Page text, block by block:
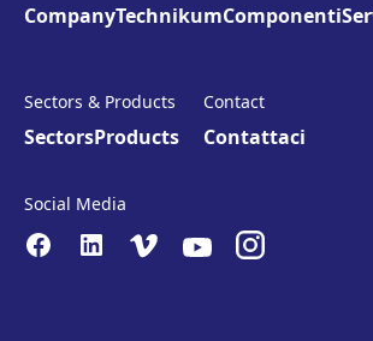
CompanyTechnikumComponenti
Sectors & Products
SectorsProducts
Contact
Contattaci
Social Media